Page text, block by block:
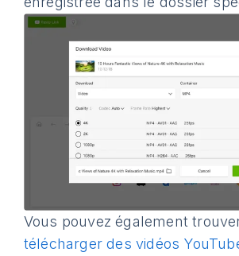
Vous pouvez également
télécharger des vidéos